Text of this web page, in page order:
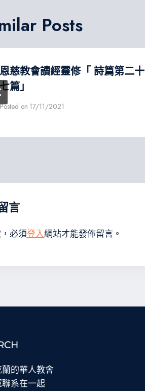
Posts
恩慈教會讀經靈修「 詩篇第二十
七篇」
Posted on 17/11/2021
言
必須登入網站才能發佈留言。
的華人教會
系在一起